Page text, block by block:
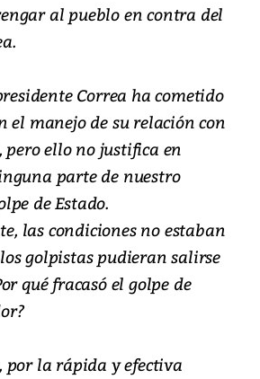
al pueblo en contra del
Correa ha cometido
el manejo de su relación con
pero ello no justifica en
parte de nuestro
de Estado.
las condiciones no estaban
golpistas pudieran salirse
qué fracasó el golpe de
por la rápida y efectiva